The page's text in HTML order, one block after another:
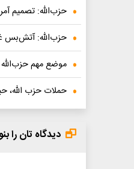
حزب‌الله: تصمیم
حزب‌الله: آتش‌بس
موضع‌ مهم
حملات حزب الله،
دیدگاه تان را